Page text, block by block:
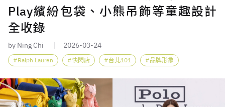
Play繽紛包袋、小熊吊飾等童趣設計
全收錄
by Ning Chi 2026-03-24
Ralph Lauren 快閃店 台北101 品牌形象